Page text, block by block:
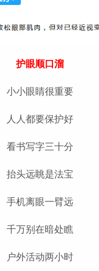
护眼顺口溜
小小眼睛很重要
人人都要保护好
看书写字三十分
抬头远眺是法宝
手机离眼一臂远
千万别在暗处瞧
户外活动两小时